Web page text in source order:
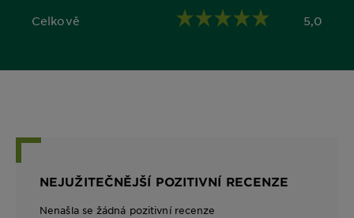
Celkově
5,0 out of 5 stars 5,0
NEJUŽITEČNĚJŠÍ POZITIVNÍ RECENZE
Nenašla se žádná pozitivní recenze